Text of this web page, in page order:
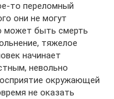
то переломный
они не могут
может быть смерть
тяжелое
начинает
невольно
окружающей
не оказать